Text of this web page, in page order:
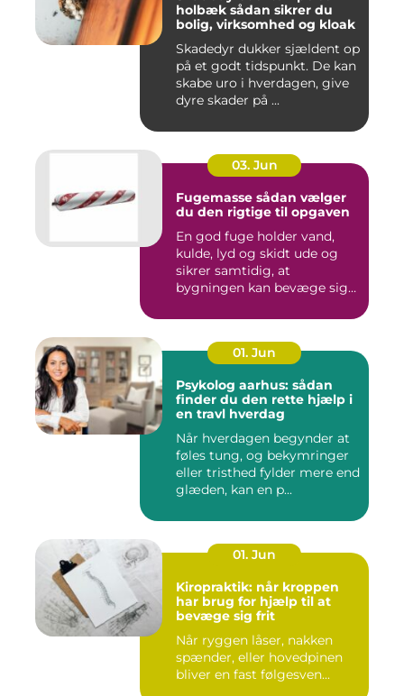
holbæk sådan sikrer du
bolig, virksomhed og kloak
Skadedyr dukker sjældent op
på et godt tidspunkt. De kan
skabe uro i hverdagen, give
dyre skader på ...
03. Jun
Fugemasse sådan vælger
du den rigtige til opgaven
En god fuge holder vand,
kulde, lyd og skidt ude og
sikrer samtidig, at
bygningen kan bevæge sig
01. Jun
Psykolog aarhus: sådan
finder du den rette hjælp i
en travl hverdag
Når hverdagen begynder at
føles tung, og bekymringer
eller tristhed fylder mere end
glæden, kan en p...
01. Jun
Kiropraktik: når kroppen
har brug for hjælp til at
bevæge sig frit
Når ryggen låser, nakken
spænder, eller hovedpinen
bliver en fast følgesven...